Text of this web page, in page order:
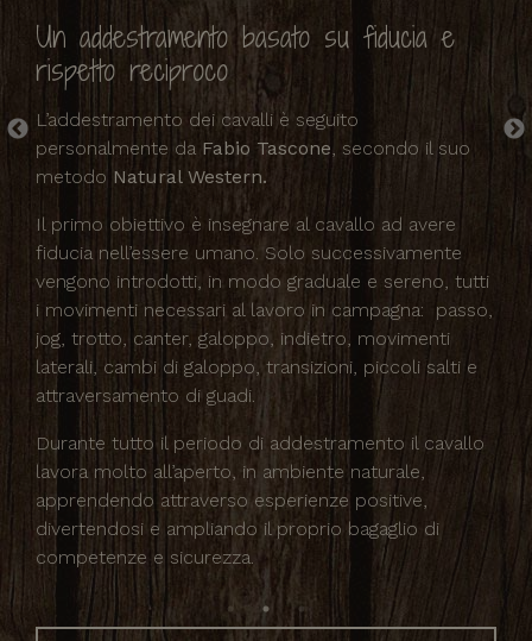
e
Un addestramento basato su fiducia e
rispetto reciproco
L’addestramento dei cavalli è seguito
personalmente da Fabio Tascone , secondo il suo
metodo Natural Western.
Il primo obiettivo è insegnare al cavallo ad avere
fiducia nell’essere umano. Solo successivamente
vengono introdotti, in modo graduale e sereno, tutti
i movimenti necessari al lavoro in campagna: passo,
jog, trotto, canter, galoppo, indietro, movimenti
laterali, cambi di galoppo, transizioni, piccoli salti e
attraversamento di guadi.
Durante tutto il periodo di addestramento il cavallo
lavora molto all’aperto, in ambiente naturale,
apprendendo attraverso esperienze positive,
divertendosi e ampliando il proprio bagaglio di
competenze e sicurezza.